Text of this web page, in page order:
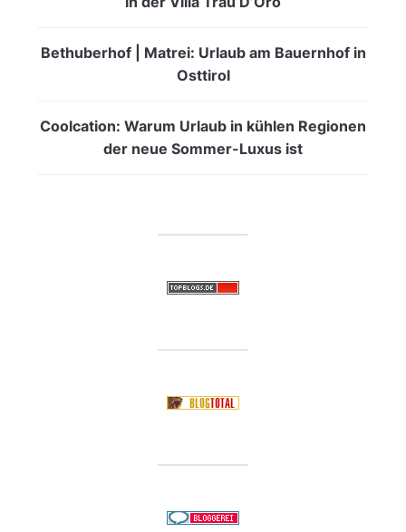
Bethuberhof | Matrei: Urlaub am Bauernhof in
Osttirol
Coolcation: Warum Urlaub in kühlen Regionen
der neue Sommer-Luxus ist